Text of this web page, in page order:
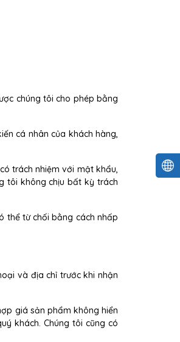
chúng tôi cho phép bằng
cá nhân của khách hàng,
trách nhiệm với mật khẩu,
tôi không chịu bất kỳ trách
thể từ chối bằng cách nhấp
và địa chỉ trước khi nhận
giá sản phẩm không hiển
khách. Chúng tôi cũng có